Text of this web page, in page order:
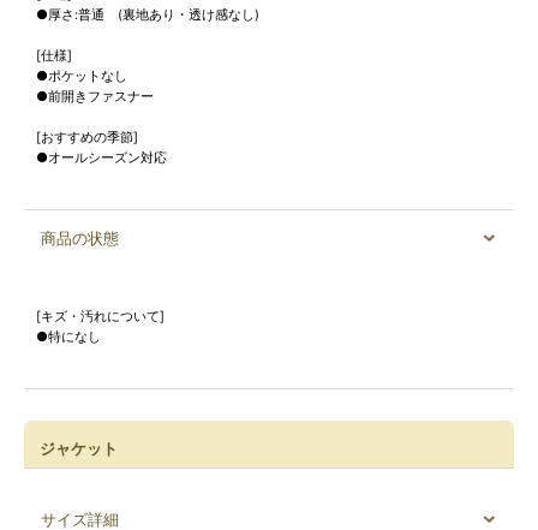
●厚さ:普通 (裏地あり・透け感なし)
[仕様]
●ポケットなし
●前開きファスナー
[おすすめの季節]
●オールシーズン対応
商品の状態
[キズ・汚れについて]
●特になし
ジャケット
サイズ詳細